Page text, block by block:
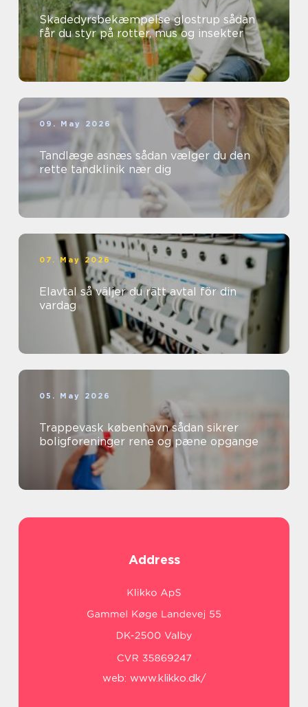
Skadedyrsbekæmpelse glostrup sådan
får du styr på rotter, mus og insekter
09. May 2026
Tandlæge asnæs sådan vælger du den
rette tandklinik nær dig
07. May 2026
Elavtal så väljer du rätt avtal för din
vardag
05. May 2026
Trappevask københavn sådan sikrer
boligforeninger rene og pæne opgange
Address
web: www.klikko.dk/